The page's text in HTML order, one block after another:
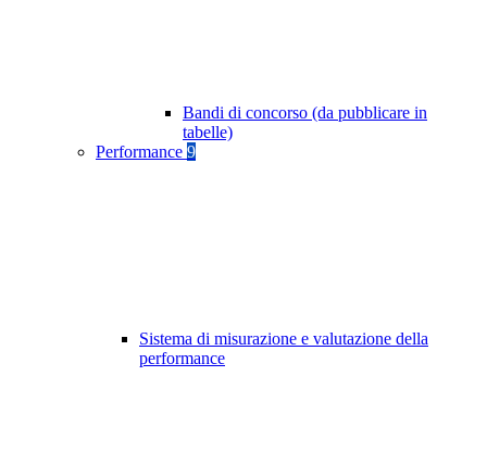
Bandi di concorso (da pubblicare in
tabelle)
Performance 9
Sistema di misurazione e valutazione della
performance